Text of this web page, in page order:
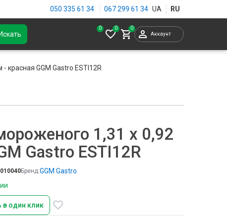
050 335 61 34 067 299 61 34
Искать
0
Аккаунт
красная GGM Gastro ESTI12R
1,31 x 0,92
Gastro ESTI12R
Бренд:GGM Gastro
в один клик